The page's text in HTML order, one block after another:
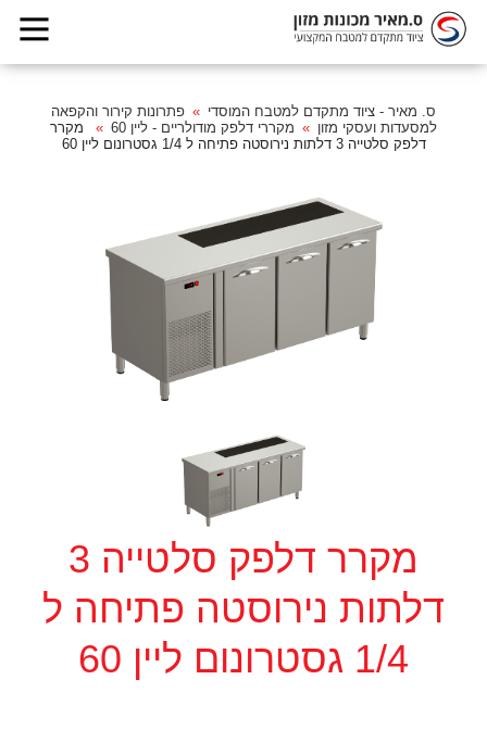
ס. מאיר - ציוד מתקדם למטבח המוסדי
פתרונות קירור והקפאה
למסעדות ועסקי מזון
מקררי דלפק מודולריים - ליין 60
מקרר
דלפק סלטייה 3 דלתות נירוסטה פתיחה ל 1/4 גסטרונום ליין 60
מקרר דלפק סלטייה 3
דלתות נירוסטה פתיחה ל
1/4 גסטרונום ליין 60